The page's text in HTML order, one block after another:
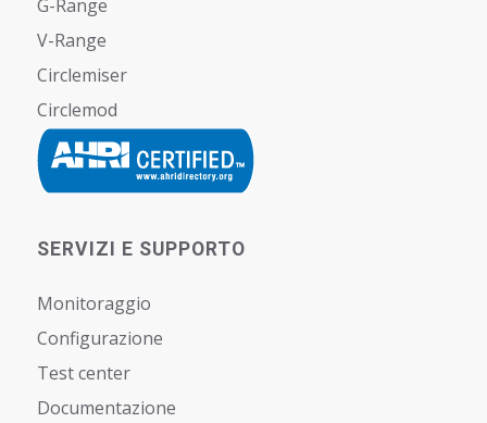
G-Range
V-Range
Circlemiser
Circlemod
SERVIZI E SUPPORTO
Monitoraggio
Configurazione
Test center
Documentazione